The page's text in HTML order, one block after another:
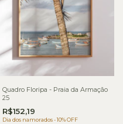
Quadro Floripa - Praia da Armação
25
R$152,19
Dia dos namorados - 10% OFF